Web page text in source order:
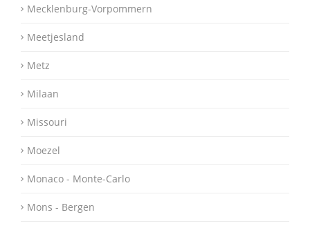
Mecklenburg-Vorpommern
Meetjesland
Metz
Milaan
Missouri
Moezel
Monaco - Monte-Carlo
Mons - Bergen